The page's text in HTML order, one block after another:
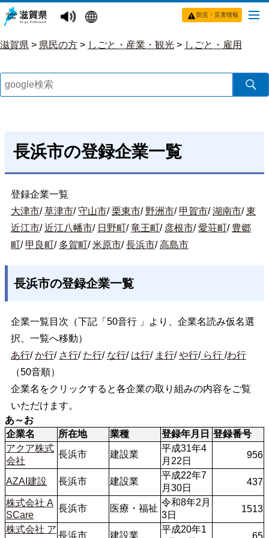
防災・災害情報
滋賀県 > 県民の方 > しごと・産業・観光 > しごと・雇用
長浜市の登録企業一覧
登録企業一覧
大津市/草津市/守山市/栗東市/ 野洲市/ 甲賀市/湖南市/東
近江市/近江八幡市/ 日野町/竜王町/ 彦根市/愛荘町/ 豊郷
町/ 甲良町/ 多賀町/米原市/長浜市/高島市
長浜市の登録企業一覧
企業一覧目次（下記「50音行 」より、企業名読み仮名選
択、一覧へ移動）
あ行/か行/ さ行/ た行/ な行/ は行/ ま行/や行/ら行 /わ行
（50音順）
企業名をクリックすると各企業の取り組みの内容をご覧
いただけます。
あ～お
企業名
所在地 業種 登録年月日 登録番号
アクア株式
会社
長浜市 建設業
平成31年4
月22日
956
AZAI建設 長浜市 建設業
平成22年7
月30日
437
株式会社 A
SCare
長浜市 医療・福祉
令和8年2月
3日
1513
株式会社 ア
長浜市 建設業
平成20年1
65